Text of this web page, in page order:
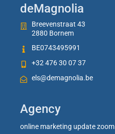
deMagnolia
Breevenstraat 43
2880 Bornem
BE0743495991
+32 476 30 07 37
els@demagnolia.be
Agency
online marketing update zoom